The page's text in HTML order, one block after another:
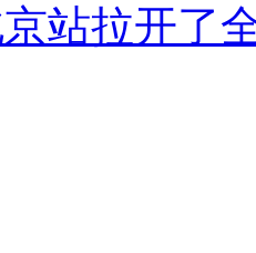
站拉开了